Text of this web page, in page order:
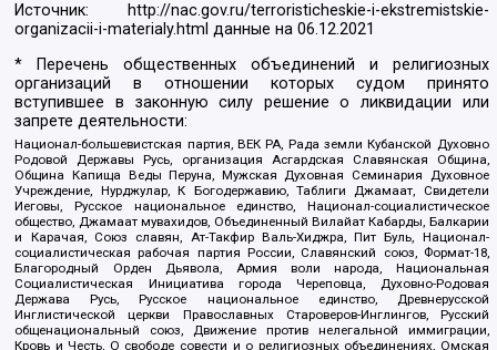
Источник:
http://nac.gov.ru/terroristicheskie-i-ekstremistskie-
organizacii-i-materialy.html данные на06.12.2021
* Перечень общественных объединений и религиозных
организаций в отношении которых судом принято
вступившее в законную силу решение о ликвидации или
запрете деятельности:
Национал-большевистская партия, ВЕК РА, Рада земли Кубанской Духовно
Родовой Державы Русь, организация Асгардская Славянская Община,
Община Капища Веды Перуна, Мужская Духовная Семинария Духовное
Учреждение, Нурджулар, К Богодержавию, Таблиги Джамаат, Свидетели
Иеговы, Русское национальное единство, Национал-социалистическое
общество, Джамаат мувахидов, Объединенный Вилайат Кабарды, Балкарии
и Карачая, Союз славян, Ат-Такфир Валь-Хиджра, Пит Буль, Национал-
социалистическая рабочая партия России, Славянский союз, Формат-18,
Благородный Орден Дьявола, Армия воли народа, Национальная
Социалистическая Инициатива города Череповца, Духовно-Родовая
Держава Русь, Русское национальное единство, Древнерусской
Инглистической церкви Православных Староверов-Инглингов, Русский
общенациональный союз, Движение против нелегальной иммиграции,
Кровь и Честь, О свободе совести и о религиозных объединениях, Омская